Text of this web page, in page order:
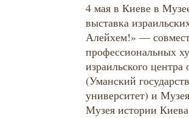
4 мая в Киеве в
выставка
Алейхем!» —
профессиональных
израильского
(Уманский
университет) и
Музея истории